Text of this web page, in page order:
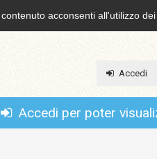
acconsenti all'utilizzo dei
Accedi
Accedi per poter